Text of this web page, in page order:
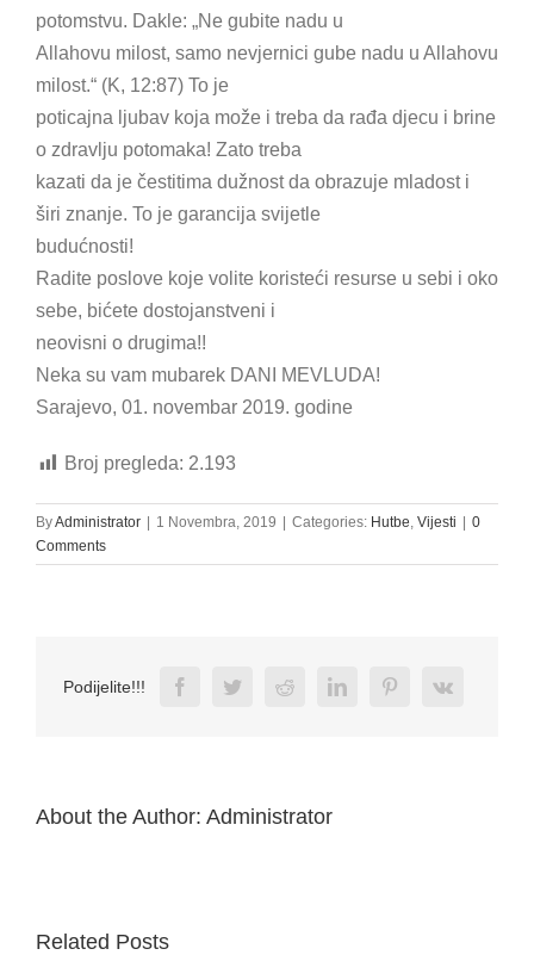
potomstvu. Dakle: „Ne gubite nadu u
Allahovu milost, samo nevjernici gube nadu u Allahovu
milost.“ (K, 12:87) To je
poticajna ljubav koja može i treba da rađa djecu i brine
o zdravlju potomaka! Zato treba
kazati da je čestitima dužnost da obrazuje mladost i
širi znanje. To je garancija svijetle
budućnosti!
Radite poslove koje volite koristeći resurse u sebi i oko
sebe, bićete dostojanstveni i
neovisni o drugima!!
Neka su vam mubarek DANI MEVLUDA!
Sarajevo, 01. novembar 2019. godine
Broj pregleda: 2.193
ByAdministrator | 1 Novembra, 2019 | Categories: Hutbe Vijesti | 0
Comments
Podijelite!!! FacebookTwitterRedditLinkedInPinterestVk
About the Author: Administrator
Related Posts